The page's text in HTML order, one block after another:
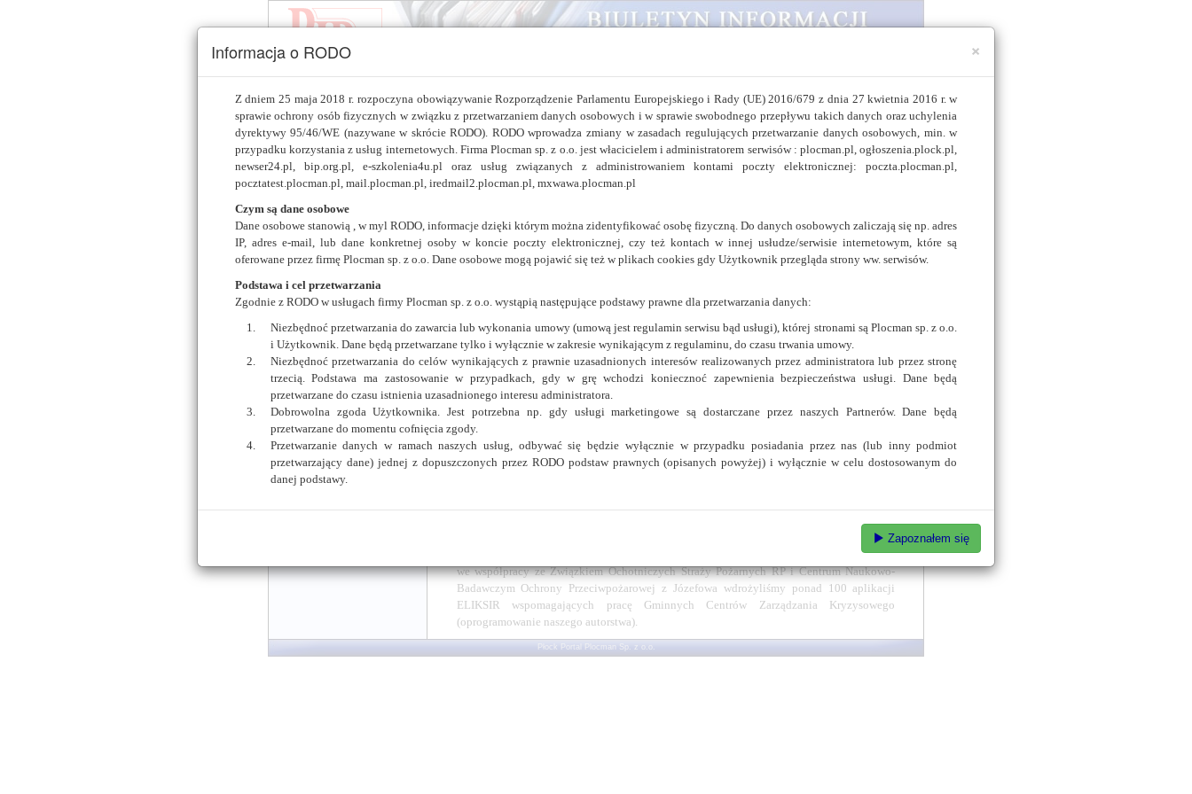
Jednostki samorządu
terytorialnego
Inne instytucje
Podstawy prawne Biuletynu
Informacji Publicznej
Program pilotażowy
Wdrożenia wzorcowe
Wymagania w zakresie
Realizacja wymogów
rozporządzenia
Opis rozwiązania
Oferta wdrożenia
Wersje testowe biuletynu
O firmie Plocman
Kontakt z nami
O FIRMIE PLOCMAN
PLOCMAN Sp. z o.o. powstał w 1996r. i rozpoczął działalność komercyjną na mocy
Jesteśmy jednym z pierwszych komercyjnych providerów Internetu w Polsce.
Docieramy z ofertą i usługami internetowymi do firm, podmiotów gospodarczych, fundacji,
stowarzyszeń, urzędów, Jednostek Samorządu Terytorialnego i osób fizycznych.
Telekomunikacji uzyskując CERTYFIKAT 2000 Izby.
Od października 2001r. na mocy podpisanej umowy z firmą BORDERWARE staliśmy się
głównym dystrybutorem oprogramowania tej firmy na terenie Polski.
W latach 2000-2008 administrowaliśmy serweremi aplikacji i serwerami baz danych
największego polskiego serwisu elektronicznego www.elektroda.pl.
Od czerwca 2003r. wdrożyliśmy ponad 180 Biuletynów Informacji Publicznej BIP dla JST,
firm i instytucji publicznych - plasujemy się wśród 5-ciu największych providerów tego
produktu w Polsce www.bip.org.pl.
Od grudnia 2003r. we współpracy ze Związkiem Ochotniczych Straży Pożarnych RP i
Szkołą Główną Służby Pożarniczej w Warszawie uruchomiliśmy ponad 120 Gminnych
Centrów Reagowania na terenie RP (oprogramowanie naszego autorstwa). Od marca 2008r.
we współpracy ze Związkiem Ochotniczych Straży Pożarnych RP i Centrum Naukowo-
Badawczym Ochrony Przeciwpożarowej z Józefowa wdrożyliśmy ponad 100 aplikacji
ELIKSIR wspomagających pracę Gminnych Centrów Zarządzania Kryzysowego
(oprogramowanie naszego autorstwa).
Płock Portal Plocman Sp. z o.o.
×
Informacja o RODO
Z dniem 25 maja 2018 r. rozpoczyna obowiązywanie Rozporządzenie Parlamentu Europejskiego i Rady (UE) 2016/679 z dnia 27 kwietnia 2016 r. w
sprawie ochrony osób fizycznych w związku z przetwarzaniem danych osobowych i w sprawie swobodnego przepływu takich danych oraz uchylenia
dyrektywy 95/46/WE (nazywane w skrócie RODO). RODO wprowadza zmiany w zasadach regulujących przetwarzanie danych osobowych, min. w
przypadku korzystania z usług internetowych. Firma Plocman sp. z o.o. jest włacicielem i administratorem serwisów : plocman.pl, ogłoszenia.plock.pl,
newser24.pl, bip.org.pl, e-szkolenia4u.pl oraz usług związanych z administrowaniem kontami poczty elektronicznej: poczta.plocman.pl,
pocztatest.plocman.pl, mail.plocman.pl, iredmail2.plocman.pl, mxwawa.plocman.pl
Czym są dane osobowe
Dane osobowe stanowią , w myl RODO, informacje dzięki którym można zidentyfikować osobę fizyczną. Do danych osobowych zaliczają się np. adres
IP, adres e-mail, lub dane konkretnej osoby w koncie poczty elektronicznej, czy też kontach w innej usłudze/serwisie internetowym, które są
oferowane przez firmę Plocman sp. z o.o. Dane osobowe mogą pojawić się też w plikach cookies gdy Użytkownik przegląda strony ww. serwisów.
Podstawa i cel przetwarzania
Zgodnie z RODO w usługach firmy Plocman sp. z o.o. wystąpią następujące podstawy prawne dla przetwarzania danych:
Niezbędnoć przetwarzania do zawarcia lub wykonania umowy (umową jest regulamin serwisu bąd usługi), której stronami są Plocman sp. z o.o.
i Użytkownik. Dane będą przetwarzane tylko i wyłącznie w zakresie wynikającym z regulaminu, do czasu trwania umowy.
Niezbędnoć przetwarzania do celów wynikających z prawnie uzasadnionych interesów realizowanych przez administratora lub przez stronę
trzecią. Podstawa ma zastosowanie w przypadkach, gdy w grę wchodzi koniecznoć zapewnienia bezpieczeństwa usługi. Dane będą
przetwarzane do czasu istnienia uzasadnionego interesu administratora.
Dobrowolna zgoda Użytkownika. Jest potrzebna np. gdy usługi marketingowe są dostarczane przez naszych Partnerów. Dane będą
przetwarzane do momentu cofnięcia zgody.
Przetwarzanie danych w ramach naszych usług, odbywać się będzie wyłącznie w przypadku posiadania przez nas (lub inny podmiot
przetwarzający dane) jednej z dopuszczonych przez RODO podstaw prawnych (opisanych powyżej) i wyłącznie w celu dostosowanym do
danej podstawy.
Zapoznałem się